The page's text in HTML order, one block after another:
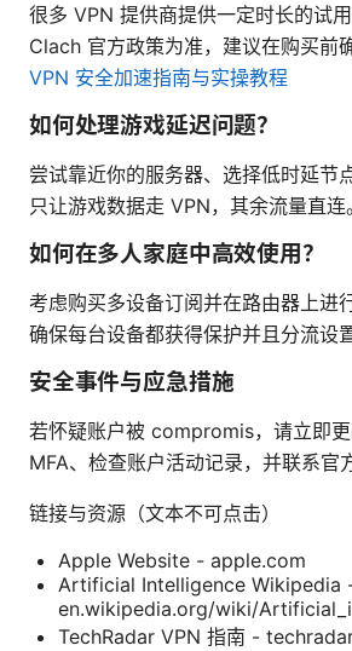
很多 VPN 提供商提供一定时长的试
Clach 官方政策为准，建议在购买前
VPN 安全加速指南与实操教程
如何处理游戏延迟问题？
尝试靠近你的服务器、选择低时延节
只让游戏数据走 VPN，其余流量直连。
如何在多人家庭中高效使用？
考虑购买多设备订阅并在路由器上进
确保每台设备都获得保护并且分流设
安全事件与应急措施
若怀疑账户被 compromis，请立即
MFA、检查账户活动记录，并联系官
链接与资源（文本不可点击）
Apple Website - apple.com
Artificial Intelligence Wikipedia
en.wikipedia.org/wiki/
TechRadar VPN 指南 -